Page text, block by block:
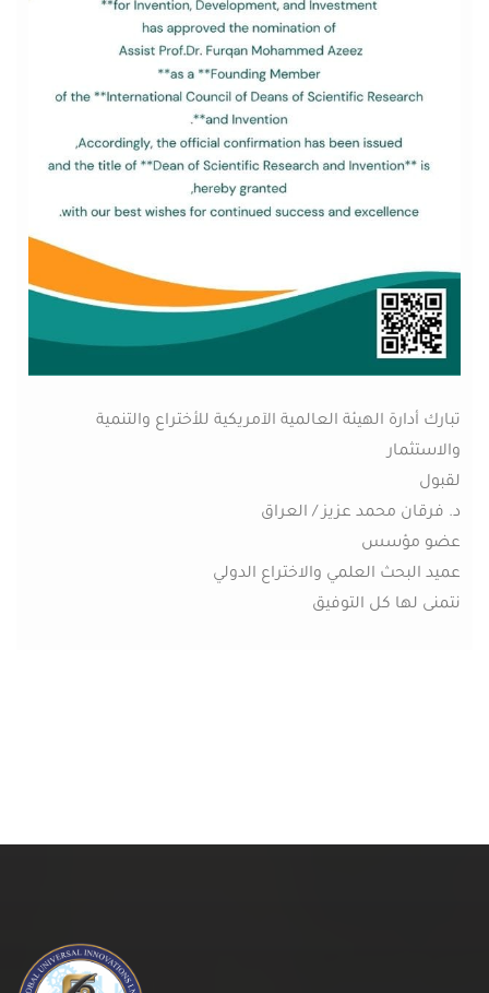
تبارك أدارة الهيئة العالمية الآمريكية للأختراع والتنمية
والاستثمار
لقبول
د. فرقان محمد عزيز / العراق
عضو مؤسس
عميد البحث العلمي والاختراع الدولي
نتمنى لها كل التوفيق